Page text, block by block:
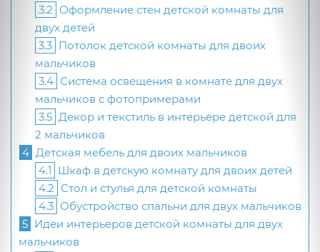
3.2 Оформление стен детской комнаты для
двух детей
3.3 Потолок детской комнаты для двоих
мальчиков
3.4 Система освещения в комнате для двух
мальчиков с фотопримерами
3.5 Декор и текстиль в интерьере детской для
2 мальчиков
4 Детская мебель для двоих мальчиков
4.1 Шкаф в детскую комнату для двоих детей
4.2 Стол и стулья для детской комнаты
4.3 Обустройство спальни для двух мальчиков
5 Идеи интерьеров детской комнаты для двух
мальчиков